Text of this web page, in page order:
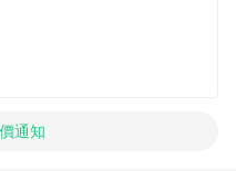
通知